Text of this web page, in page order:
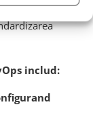
Platforma
includ: